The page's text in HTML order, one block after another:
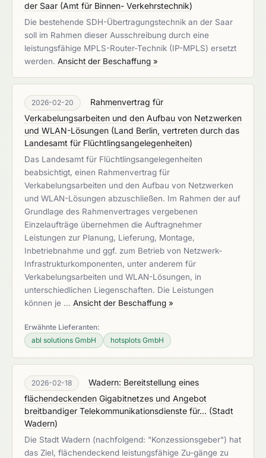
der Saar (Amt für Binnen- Verkehrstechnik)
Die bestehende SDH-Übertragungstechnik an der Saar
soll im Rahmen dieser Ausschreibung durch eine
leistungsfähige MPLS-Router-Technik (IP-MPLS) ersetzt
werden. Ansicht der Beschaffung »
2026-02-20
Rahmenvertrag für
Verkabelungsarbeiten und den Aufbau von Netzwerken
und WLAN-Lösungen (Land Berlin, vertreten durch das
Landesamt für Flüchtlingsangelegenheiten)
Das Landesamt für Flüchtlingsangelegenheiten
beabsichtigt, einen Rahmenvertrag für
Verkabelungsarbeiten und den Aufbau von Netzwerken
und WLAN-Lösungen abzuschließen. Im Rahmen der auf
Grundlage des Rahmenvertrages vergebenen
Einzelaufträge übernehmen die Auftragnehmer
Leistungen zur Planung, Lieferung, Montage,
Inbetriebnahme und ggf. zum Betrieb von Netzwerk-
Infrastrukturkomponenten, unter anderem für
Verkabelungsarbeiten und WLAN-Lösungen, in
unterschiedlichen Liegenschaften. Die Leistungen
können je … Ansicht der Beschaffung »
Erwähnte Lieferanten:
abl solutions GmbH
hotsplots GmbH
2026-02-18
Wadern: Bereitstellung eines
flächendeckenden Gigabitnetzes und Angebot
breitbandiger Telekommunikationsdienste für... (Stadt
Wadern)
Die Stadt Wadern (nachfolgend: "Konzessionsgeber") hat
das Ziel, flächendeckend leistungsfähige Zu-gänge zu